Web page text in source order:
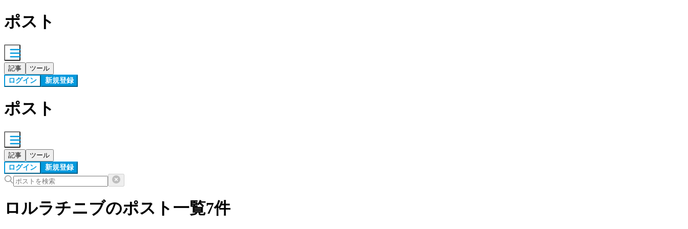
ポスト
記事 ツール
ログイン 新規登録
ポスト
記事 ツール
ログイン 新規登録
ロルラチニブのポスト 一覧7件